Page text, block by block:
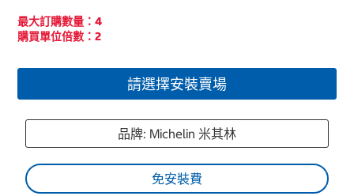
最大訂購數量：4
購買單位倍數：2
請選擇安裝賣場
品牌: Michelin 米其林
免安裝費